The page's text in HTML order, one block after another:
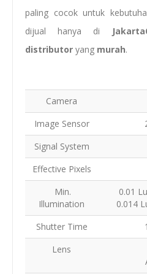
paling cocok untuk
dijual hanya di
distributor yang murah.
Camera
Image Sensor
Signal System
Effective Pixels
Min.
Illumination
0.01
0.014
Shutter Time
Lens